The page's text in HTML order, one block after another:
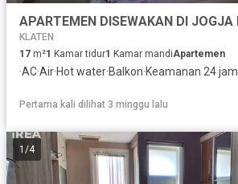
KLATEN
17 m²1 Kamar tidur1 Kamar mandiApartemen
·AC·Air·Hot water·Balkon·Keamanan 24 jam
Pertama kali dilihat 3 minggu lalu
1 /4